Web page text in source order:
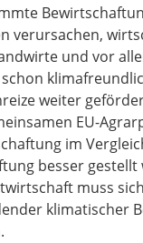
verursachen,
und vor
weiter
EU-
im
besser gestellt
muss
klimatischer